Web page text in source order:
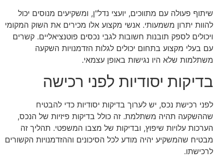
שיתוף פעולה עם מתווכים, יועצי נדל"ן, ומשקיעים מנוסים יכול
להוות יתרון משמעותי. אנשי מקצוע אלו מכירים את השוק המקומי
ויכולים לספק תובנות חשובות לגבי נכסים פוטנציאליים. קשרים
עם בעלי מקצוע בתחום יכולים לגלות הזדמנויות השקעה
משתלמות שלא היו נגישות באופן עצמאי.
בדיקות יסודיות לפני רכישה
לפני רכישת נכס, יש לערוך בדיקות יסודיות כדי להבטיח
שההשקעה תהיה משתלמת. זה כולל בדיקות פיזיות של הנכס,
הערכות עלויות שיפוץ, ובדיקות של מצבו המשפטי. תהליך זה
מבטיח שהמשקיע יהיה מודע לכל הסיכונים וההזדמנויות הקשורים
לרכישתו.